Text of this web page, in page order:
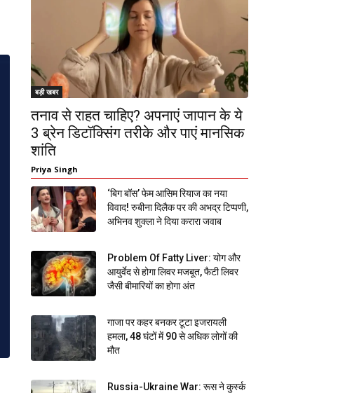
बड़ी खबर
तनाव से राहत चाहिए? अपनाएं जापान के ये
3 ब्रेन डिटॉक्सिंग तरीके और पाएं मानसिक
शांति
Priya Singh
‘बिग बॉस’ फेम आसिम रियाज का नया
विवाद! रुबीना दिलैक पर की अभद्र टिप्पणी,
अभिनव शुक्ला ने दिया करारा जवाब
Problem Of Fatty Liver: योग और
आयुर्वेद से होगा लिवर मजबूत, फैटी लिवर
जैसी बीमारियों का होगा अंत
गाजा पर कहर बनकर टूटा इजरायली
हमला, 48 घंटों में 90 से अधिक लोगों की
मौत
Russia-Ukraine War: रूस ने कुर्स्क